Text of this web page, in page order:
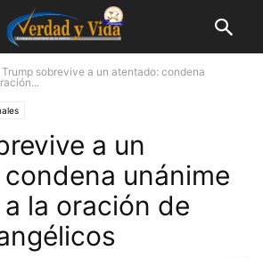
Trump sobrevive a un atentado: condena
a un
unánime
la oración de